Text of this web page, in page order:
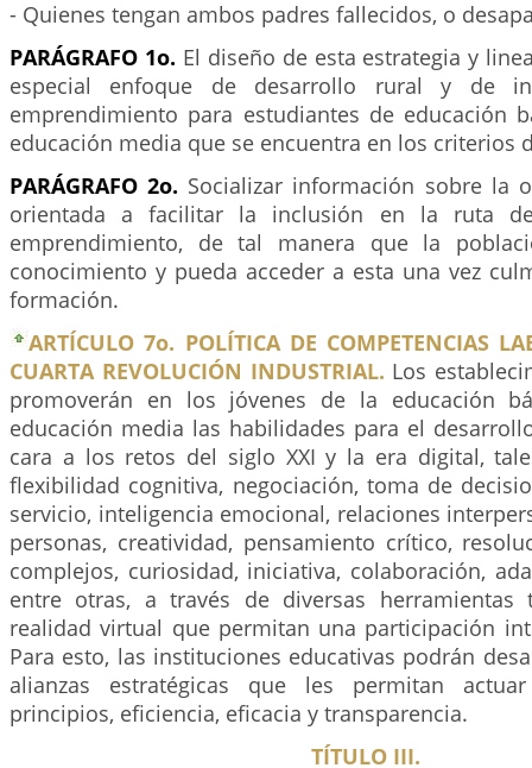
- Quienes tengan ambos padres fallecidos, o
PARÁGRAFO 1o. El diseño de esta estrategia y
especial enfoque de desarrollo rural y de
emprendimiento para estudiantes de educación
educación media que se encuentra en los criterios
PARÁGRAFO 2o. Socializar información sobre la
orientada a facilitar la inclusión en la ruta
emprendimiento, de tal manera que la
conocimiento y pueda acceder a esta una vez
formación.
ARTÍCULO 7o. POLÍTICA DE COMPETENCIAS
CUARTA REVOLUCIÓN INDUSTRIAL. Los
promoverán en los jóvenes de la educación
educación media las habilidades para el
cara a los retos del siglo XXI y la era digital,
flexibilidad cognitiva, negociación, toma de
servicio, inteligencia emocional, relaciones
personas, creatividad, pensamiento crítico,
complejos, curiosidad, iniciativa, colaboración,
entre otras, a través de diversas herramientas
realidad virtual que permitan una participación
Para esto, las instituciones educativas podrán
alianzas estratégicas que les permitan
principios, eficiencia, eficacia y transparencia.
TÍTULO III.